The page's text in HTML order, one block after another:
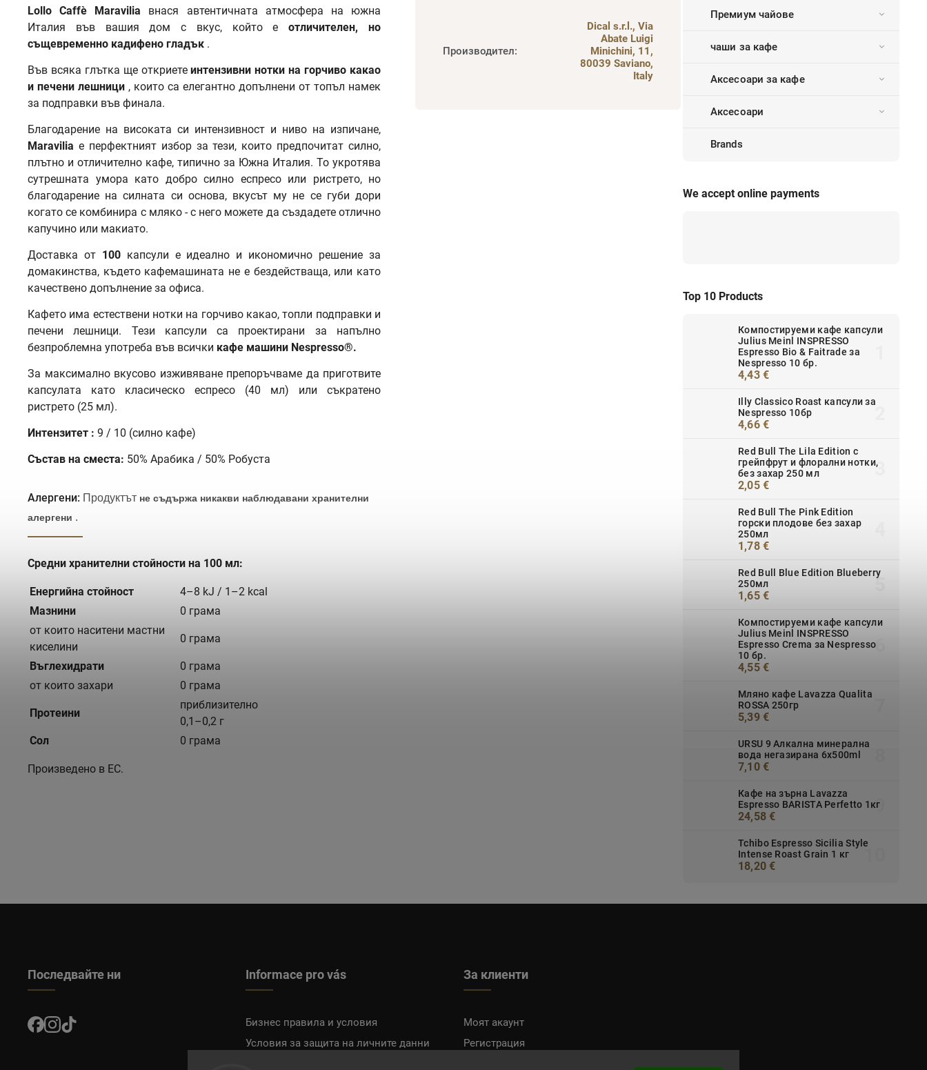
Премиум чайове
чаши за кафе
Аксесоари за кафе
Аксесоари
Brands
We accept online payments
Top 10 Products
Компостируеми кафе капсули
Julius Meinl INSPRESSO
Espresso Bio & Faitrade за
Nespresso 10 бр.
4,43 €
Illy Classico Roast капсули за
Nespresso 10бр
4,66 €
Red Bull The Lila Edition с
грейпфрут и флорални нотки,
без захар 250 мл
2,05 €
Red Bull The Pink Edition
горски плодове без захар
250мл
1,78 €
Red Bull Blue Edition Blueberry
250мл
1,65 €
Компостируеми кафе капсули
Julius Meinl INSPRESSO
Espresso Crema за Nespresso
10 бр.
4,55 €
Мляно кафе Lavazza Qualita
ROSSA 250гр
5,39 €
URSU 9 Алкална минерална
вода негазирана 6x500ml
7,10 €
Кафе на зърна Lavazza
Espresso BARISTA Perfetto 1кг
24,58 €
Tchibo Espresso Sicilia Style
Intense Roast Grain 1 кг
18,20 €
Lollo Caffè Maravilia внася автентичната атмосфера на южна
Италия във вашия дом с вкус, който еотличителен, но
същевременно кадифено гладък .
Във всяка глътка ще откриетеинтензивни нотки на горчиво какао
и печени лешници , които са елегантно допълнени от топъл намек
за подправки във финала.
Благодарение на високата си интензивност и ниво на изпичане,
Maravilia е перфектният избор за тези, които предпочитат силно,
плътно и отличително кафе, типично за Южна Италия. То укротява
сутрешната умора като добро силно еспресо или ристрето, но
благодарение на силната си основа, вкусът му не се губи дори
когато се комбинира с мляко - с него можете да създадете отлично
капучино или макиато.
Доставка от 100капсули е идеално и икономично решение за
домакинства, където кафемашината не е бездействаща, или като
качествено допълнение за офиса.
Кафето има естествени нотки на горчиво какао, топли подправки и
печени лешници. Тези капсули са проектирани за напълно
безпроблемна употреба във всички кафе машини Nespresso®.
За максимално вкусово изживяване препоръчваме да приготвите
капсулата като класическо еспресо (40 мл) или съкратено
ристрето (25 мл).
Интензитет : 9 / 10 (силно кафе)
Състав на сместа: 50% Арабика / 50% Робуста
Алергени: Продуктът не съдържа никакви наблюдавани хранителни
алергени .
Средни хранителни стойности на 100 мл:
Енергийна стойност
4–8 kJ / 1–2 kcal
Мазнини
0 грама
от които наситени мастни
киселини
0 грама
Въглехидрати
0 грама
от които захари
0 грама
Протеини
приблизително
0,1–0,2 г
Сол
0 грама
Произведено в ЕС.
Производител:
Dical s.r.l., Via
Abate Luigi
Minichini, 11,
80039 Saviano,
Italy
Последвайте ни Informace pro vás
Бизнес правила и условия
Условия за защита на личните данни
За клиенти
Моят акаунт
Регистрация